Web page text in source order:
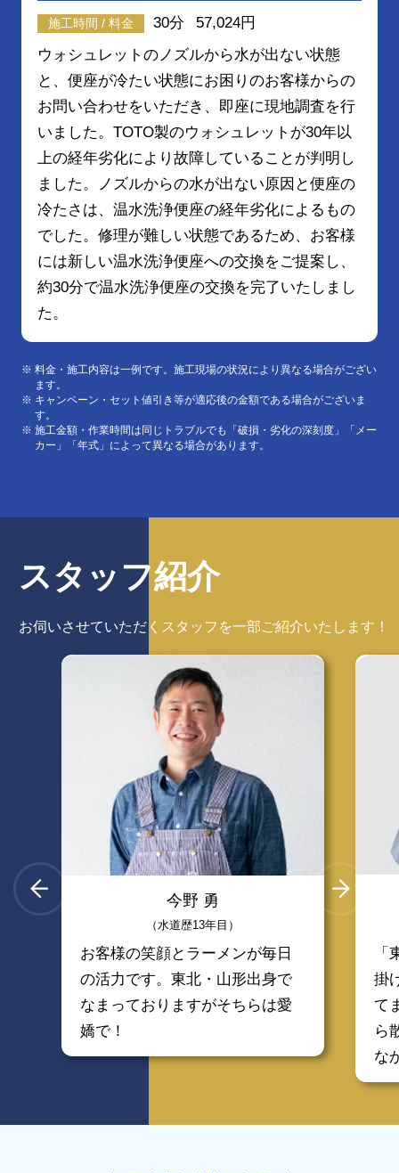
施工時間 / 料金 30分
57,024円
ウォシュレットのノズルから水が出ない状態
と、便座が冷たい状態にお困りのお客様からの
お問い合わせをいただき、即座に現地調査を行
いました。TOTO製のウォシュレットが30年以
上の経年劣化により故障していることが判明し
ました。ノズルからの水が出ない原因と便座の
冷たさは、温水洗浄便座の経年劣化によるもの
でした。修理が難しい状態であるため、お客様
には新しい温水洗浄便座への交換をご提案し、
約30分で温水洗浄便座の交換を完了いたしまし
た。
料金・施工内容は一例です。施工現場の状況により異なる場合がござい
ます。
キャンペーン・セット値引き等が適応後の金額である場合がございま
す。
施工金額・作業時間は同じトラブルでも「破損・劣化の深刻度」「メー
カー」「年式」によって異なる場合があります。
スタッフ紹介
お伺いさせていただくスタッフを一部ご紹介いたします！
今野 勇
（水道歴13年目）
お客様の笑顔とラーメンが毎日
の活力です。東北・山形出身で
なまっておりますがそちらは愛
嬌で！
掛
て
ら
な